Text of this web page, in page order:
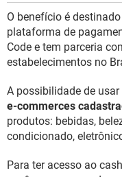
O benefício é
plataforma de
Code e tem parceria
estabelecimentos no
A possibilidade de
e-commerces
produtos: bebidas,
condicionado,
Para ter acesso ao